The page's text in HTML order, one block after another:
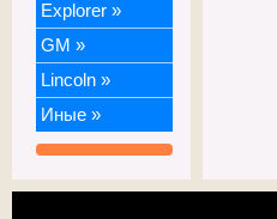
Explorer »
GM »
Lincoln »
Иные »